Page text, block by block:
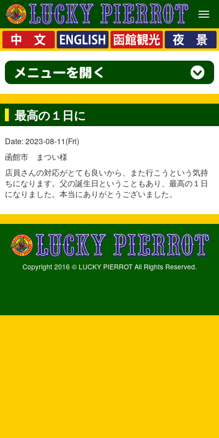
メ
ニ
ュ
ー
最高の１日に
Date: 2023-08-11(Fri)
函館市 まつい様
店員さんの対応がとても良いから、また行こうという気持
ちになります。父の誕生日ということもあり、最高の１日
になりました。本当にありがとうございました。
Copyright 2016 © LUCKY PIERROT All Rights Reserved.